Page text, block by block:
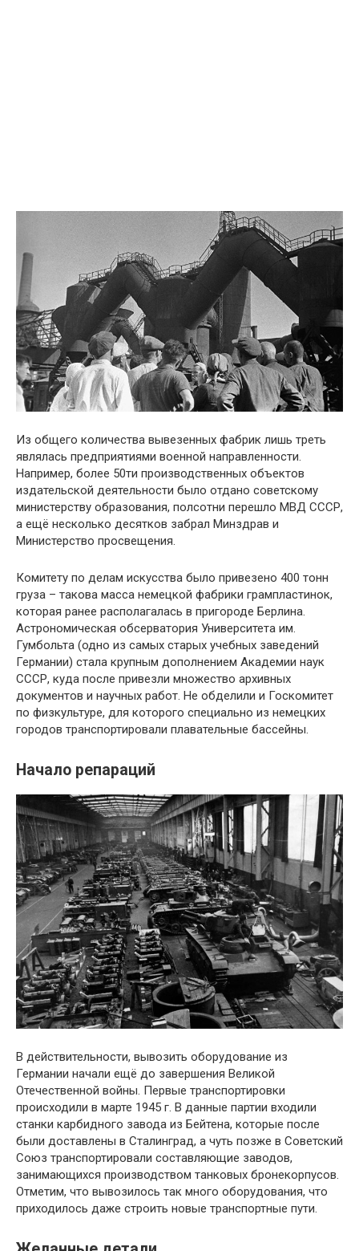
Из общего количества вывезенных фабрик лишь треть
являлась предприятиями военной направленности.
Например, более 50ти производственных объектов
издательской деятельности было отдано советскому
министерству образования, полсотни перешло МВД СССР,
а ещё несколько десятков забрал Минздрав и
Министерство просвещения.
Комитету по делам искусства было привезено 400 тонн
груза – такова масса немецкой фабрики грампластинок,
которая ранее располагалась в пригороде Берлина.
Астрономическая обсерватория Университета им.
Гумбольта (одно из самых старых учебных заведений
Германии) стала крупным дополнением Академии наук
СССР, куда после привезли множество архивных
документов и научных работ. Не обделили и Госкомитет
по физкультуре, для которого специально из немецких
городов транспортировали плавательные бассейны.
Начало репараций
В действительности, вывозить оборудование из
Германии начали ещё до завершения Великой
Отечественной войны. Первые транспортировки
происходили в марте 1945 г. В данные партии входили
станки карбидного завода из Бейтена, которые после
были доставлены в Сталинград, а чуть позже в Советский
Союз транспортировали составляющие заводов,
занимающихся производством танковых бронекорпусов.
Отметим, что вывозилось так много оборудования, что
приходилось даже строить новые транспортные пути.